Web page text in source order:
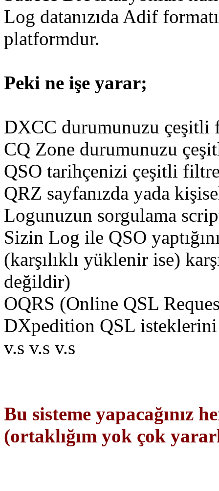
Log datanızıda Adif
platformdur.
Peki ne işe yarar;
DXCC durumunuzu çeşitli
CQ Zone durumunuzu
QSO tarihçenizi çeşitli
QRZ sayfanızda yada
Logunuzun sorgulama
Sizin Log ile QSO
(karşılıklı yüklenir ise)
değildir)
OQRS (Online QSL
DXpedition QSL isteklerini
v.s v.s v.s
Bu sisteme yapacağınız
(ortaklığım yok çok